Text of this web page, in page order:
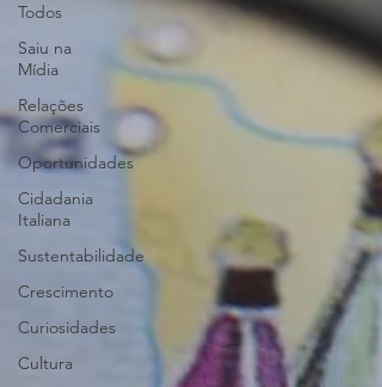
Todos
Saiu na
Mídia
Relações
Comerciais
Oportunidades
Cidadania
Italiana
Sustentabilidade
Crescimento
Curiosidades
Cultura